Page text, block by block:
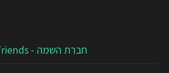
חברת השמה - GotFriends